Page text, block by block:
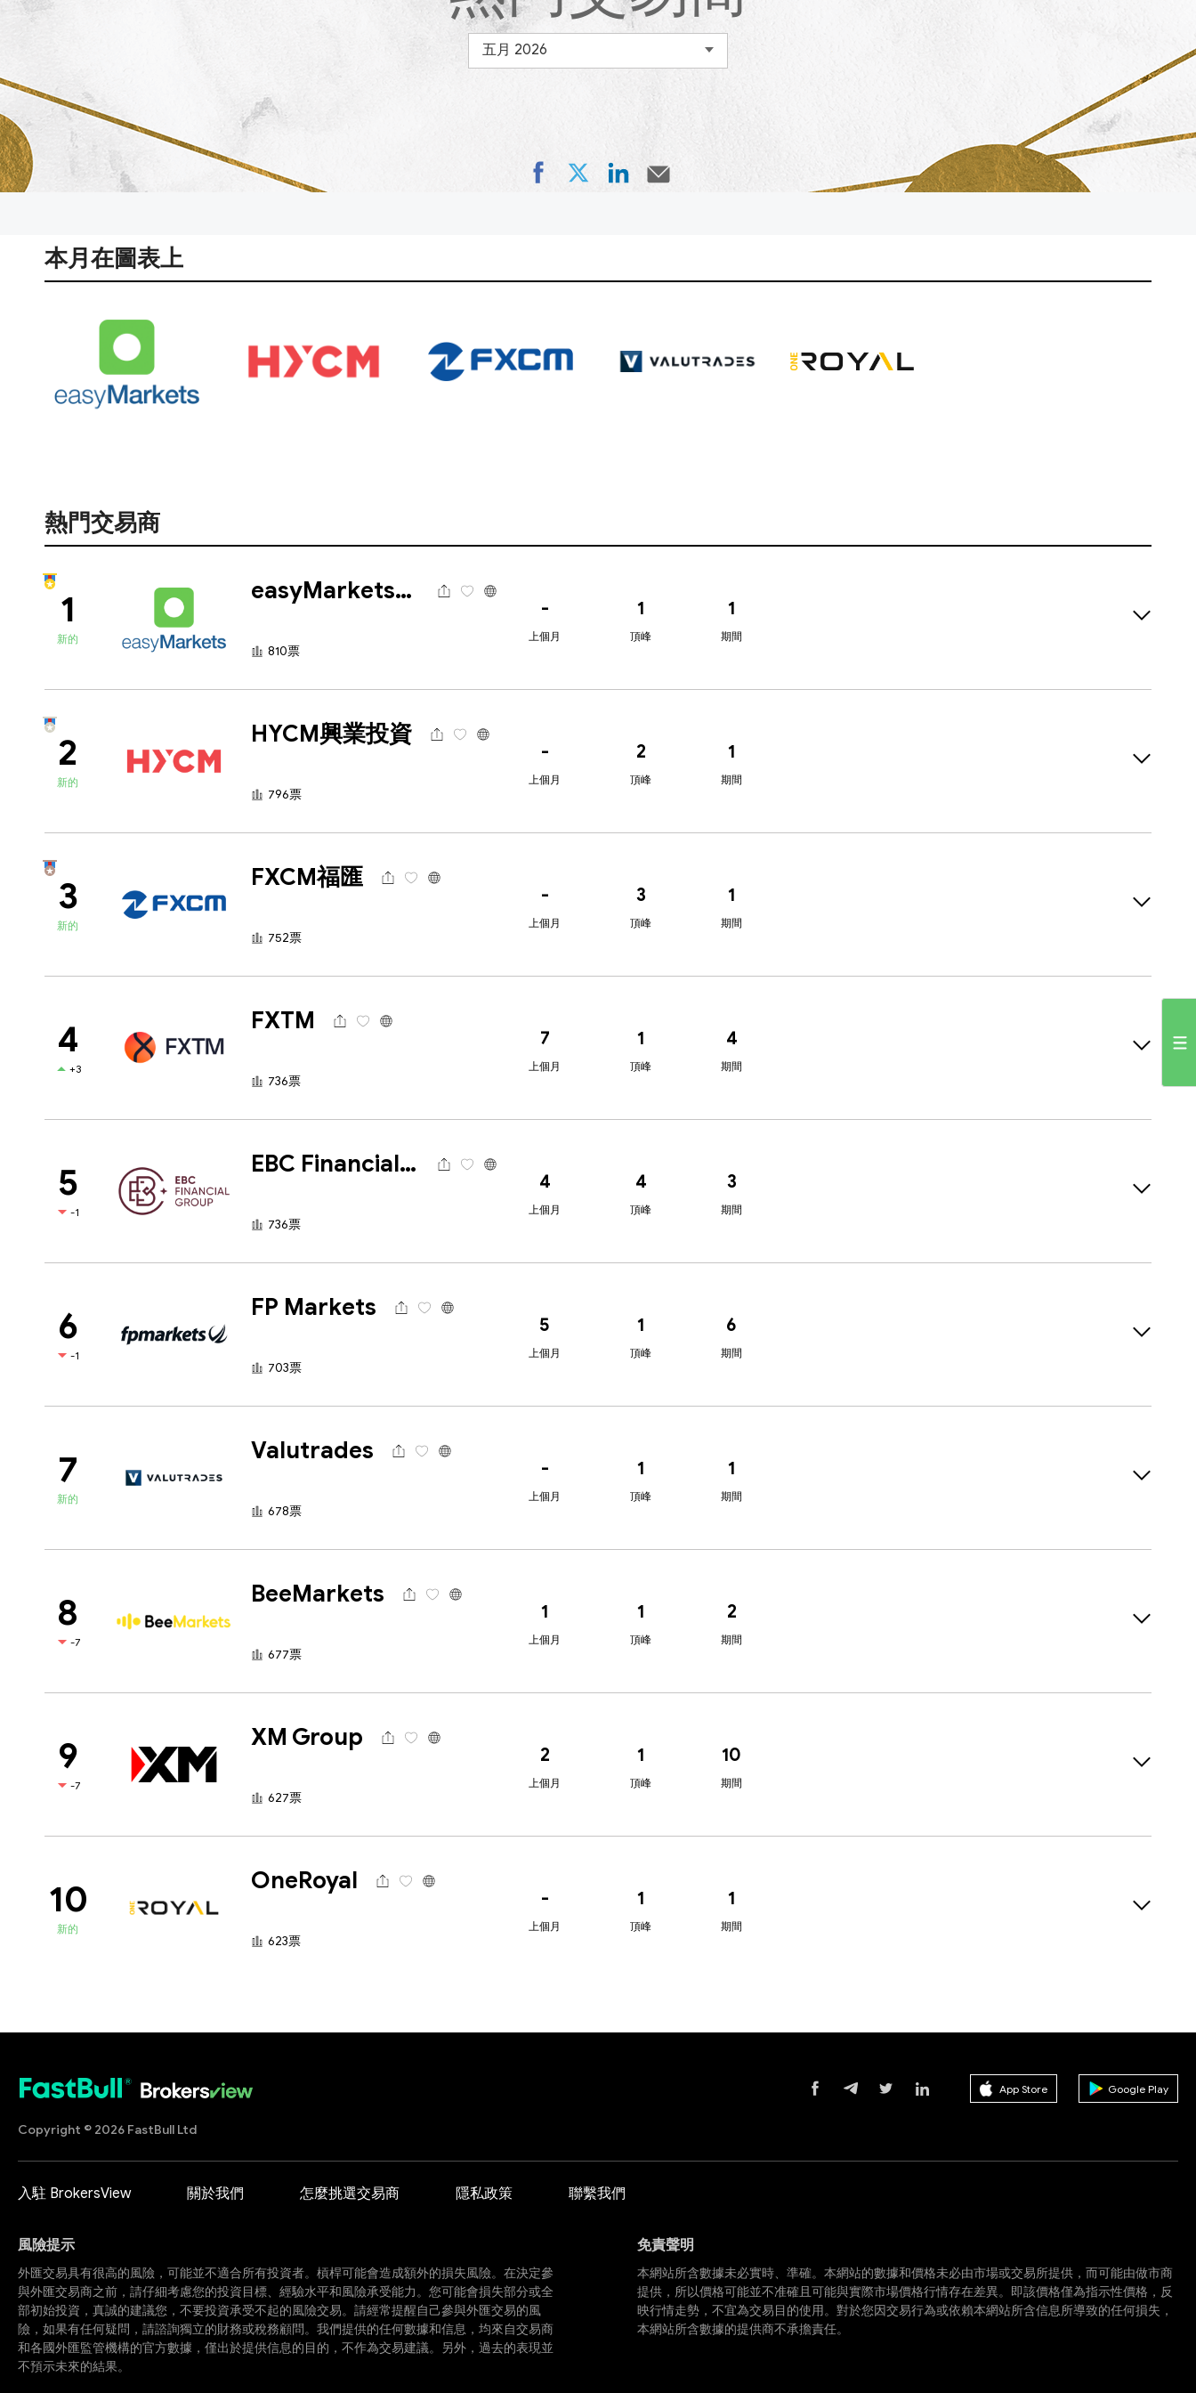
本月在圖表上
熱門交易商
1
新的
easyMarkets易信
810票
-
上個月
1
頂峰
1
期間
2
新的
HYCM興業投資
796票
-
上個月
2
頂峰
1
期間
3
新的
FXCM福匯
752票
-
上個月
3
頂峰
1
期間
4
+3
FXTM
736票
7
上個月
1
頂峰
4
期間
5
-1
EBC Financial Group
736票
4
上個月
4
頂峰
3
期間
6
-1
FP Markets
703票
5
上個月
1
頂峰
6
期間
7
新的
Valutrades
678票
-
上個月
1
頂峰
1
期間
8
-7
BeeMarkets
677票
1
上個月
1
頂峰
2
期間
9
-7
XM Group
627票
2
上個月
1
頂峰
10
期間
10
新的
OneRoyal
623票
-
上個月
1
頂峰
1
期間
Copyright © 2026 FastBull Ltd
App Store Google Play
入駐 BrokersView 關於我們 怎麼挑選交易商 隱私政策 聯繫我們
風險提示
外匯交易具有很高的風險，可能並不適合所有投資者。槓桿可能會造成額外的損失風險。在決定參
與外匯交易商之前，請仔細考慮您的投資目標、經驗水平和風險承受能力。您可能會損失部分或全
部初始投資，真誠的建議您，不要投資承受不起的風險交易。請經常提醒自己參與外匯交易的風
險，如果有任何疑問，請諮詢獨立的財務或稅務顧問。我們提供的任何數據和信息，均來自交易商
和各國外匯監管機構的官方數據，僅出於提供信息的目的，不作為交易建議。另外，過去的表現並
不預示未來的結果。
免責聲明
本網站所含數據未必實時、準確。本網站的數據和價格未必由市場或交易所提供，而可能由做市商
提供，所以價格可能並不准確且可能與實際市場價格行情存在差異。即該價格僅為指示性價格，反
映行情走勢，不宜為交易目的使用。對於您因交易行為或依賴本網站所含信息所導致的任何損失，
本網站所含數據的提供商不承擔責任。